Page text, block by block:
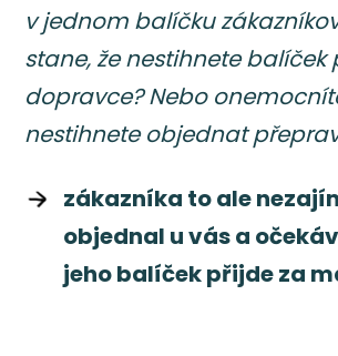
v jednom balíčku
stane, že nestihnete balíček
dopravce? Nebo
nestihnete objednat
zákazníka to ale
objednal u vás a
jeho balíček přijde za